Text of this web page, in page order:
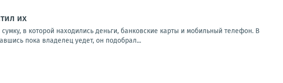
их
в которой находились деньги, банковские карты и мобильный телефон. В
пока владелец уедет, он подобрал...